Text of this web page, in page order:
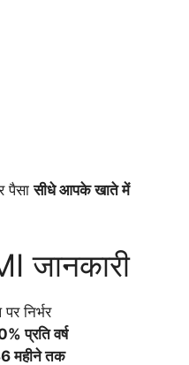
पैसासीधे आपके खाते में
जानकारी
निर्भर
प्रति वर्ष
महीने तक